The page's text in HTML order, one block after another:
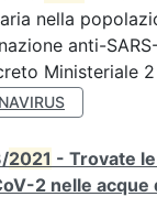
nella
anti-
Ministeriale
2021 - Trovate
2 nelle acque